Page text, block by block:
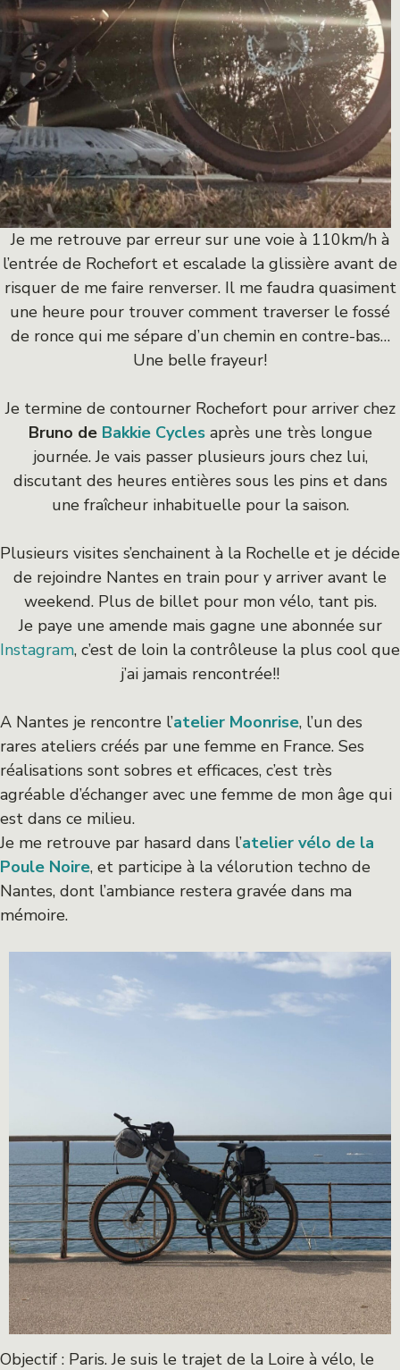
Je me retrouve par erreur sur une voie à 110km/h à
l’entrée de Rochefort et escalade la glissière avant de
risquer de me faire renverser. Il me faudra quasiment
une heure pour trouver comment traverser le fossé
de ronce qui me sépare d’un chemin en contre-bas…
Une belle frayeur!
Je termine de contourner Rochefort pour arriver chez
Bruno de Bakkie Cyclesaprès une très longue
journée. Je vais passer plusieurs jours chez lui,
discutant des heures entières sous les pins et dans
une fraîcheur inhabituelle pour la saison.
Plusieurs visites s’enchainent à la Rochelle et je décide
de rejoindre Nantes en train pour y arriver avant le
weekend. Plus de billet pour mon vélo, tant pis.
Je paye une amende mais gagne une abonnée sur
Instagram, c’est de loin la contrôleuse la plus cool que
j’ai jamais rencontrée!!
A Nantes je rencontre l’atelier Moonrise, l’un des
rares ateliers créés par une femme en France. Ses
réalisations sont sobres et efficaces, c’est très
agréable d’échanger avec une femme de mon âge qui
est dans ce milieu.
Je me retrouve par hasard dans l’atelier vélo de la
Poule Noire, et participe à la vélorution techno de
Nantes, dont l’ambiance restera gravée dans ma
mémoire.
Objectif : Paris. Je suis le trajet de la Loire à vélo, le